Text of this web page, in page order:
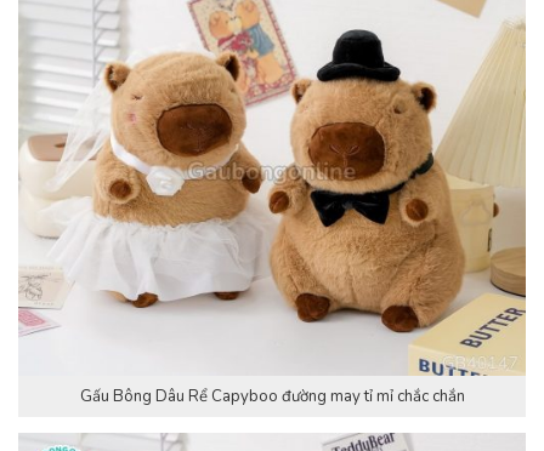
Gấu Bông Dâu Rể Capyboo đường may tỉ mỉ chắc chắn